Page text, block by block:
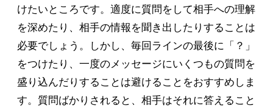
けたいところです。適度に質問をして相手への理解
を深めたり、相手の情報を聞き出したりすることは
必要でしょう。しかし、毎回ラインの最後に「？」
をつけたり、一度のメッセージにいくつもの質問を
盛り込んだりすることは避けることをおすすめしま
す。質問ばかりされると、相手はそれに答えること